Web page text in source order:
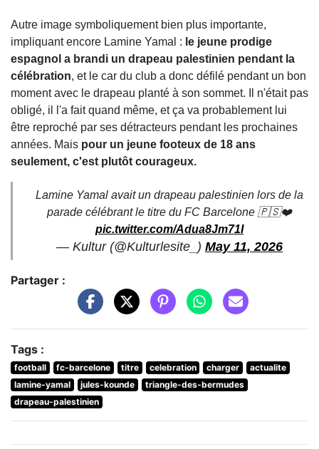
Autre image symboliquement bien plus importante,
impliquant encore Lamine Yamal : le jeune prodige
espagnol a brandi un drapeau palestinien pendant la
célébration, et le car du club a donc défilé pendant un bon
moment avec le drapeau planté à son sommet. Il n'était pas
obligé, il l'a fait quand même, et ça va probablement lui
être reproché par ses détracteurs pendant les prochaines
années. Mais pour un jeune footeux de 18 ans
seulement, c'est plutôt courageux.
Lamine Yamal avait un drapeau palestinien lors de la
parade célébrant le titre du FC Barcelone 🇵🇸❤️
pic.twitter.com/Adua8Jm71I
— Kultur (@Kulturlesite_) May 11, 2026
Partager :
Tags :
football fc-barcelone titre celebration charger
actualite
lamine-yamal
jules-kounde
triangle-des-bermudes
drapeau-palestinien